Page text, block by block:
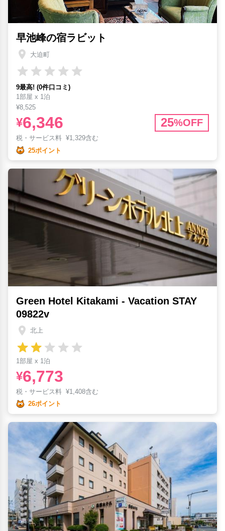
早池峰の宿ラビット
大迫町
9最高! (0件口コミ)
1部屋 x 1泊
¥8,525
¥6,346 25%OFF
税・サービス料 ¥1,329含む
25ポイント
Green Hotel Kitakami - Vacation STAY
09822v
北上
1部屋 x 1泊
¥6,773
税・サービス料 ¥1,408含む
26ポイント